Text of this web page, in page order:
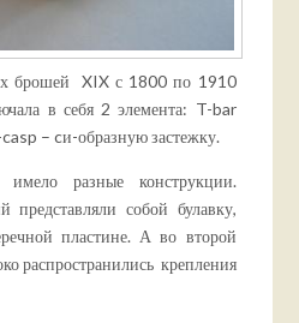
брошей XIX с 1800 по 1910
в себя 2 элемента: T-bar
– cи-образную застежку.
имело разные конструкции.
собой булавку,
пластине. А во второй
распространились крепления